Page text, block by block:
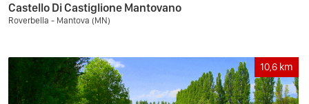
Castello Di Castiglione Mantovano
Roverbella - Mantova (MN)
10,6 km